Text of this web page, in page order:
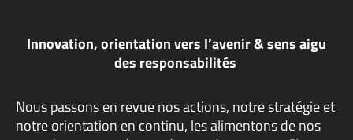
Innovation, orientation vers l’avenir & sens aigu
des responsabilités
Nous passons en revue nos actions, notre stratégie et
notre orientation en continu, les alimentons de nos